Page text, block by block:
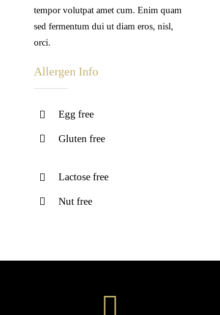
tempor volutpat amet cum. Enim quam
sed fermentum dui ut diam eros, nisl,
orci.
Allergen Info
Egg free
Gluten free
Lactose free
Nut free